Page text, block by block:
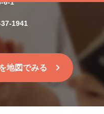
6-1
1941
地図でみる